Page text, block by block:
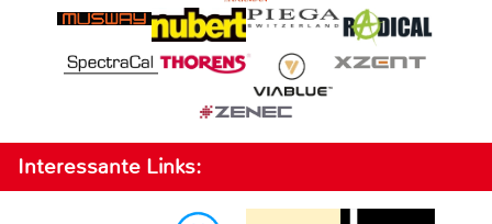
Interessante Links: